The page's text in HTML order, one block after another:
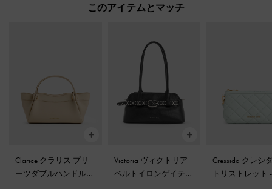
このアイテムとマッチ
Clarice クラリス プリ
ーツダブルハンドルト
Victoria ヴィクトリア
ベルトイロンゲイティ
Cressida クレシ
トリストレット